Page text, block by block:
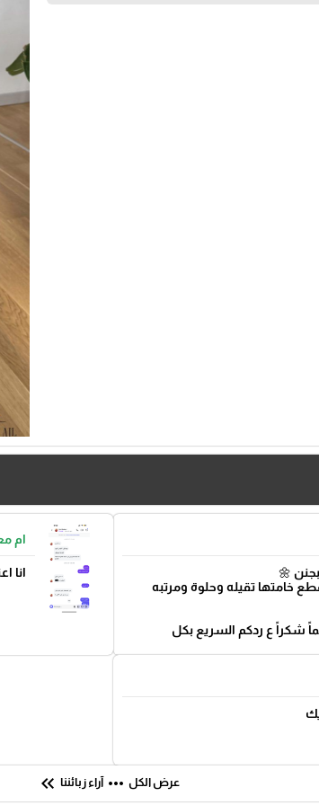
🌼
خامتها تقيله وحلوة ومرتبه
شكراً ع ردكم السريع بكل
ام
انا
عرض الكل more_horiz آراء زبائننا keyboard_double_arrow_left